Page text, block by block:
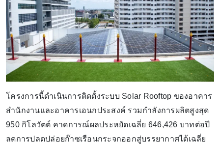
โครงการนี้ดำเนินการติดตั้งระบบ Solar Rooftop ของอาคาร
สำนักงานและอาคารเอนกประสงค์ รวมกำลังการผลิตสูงสุด
950 กิโลวัตต์ คาดการณ์ผลประหยัดเฉลี่ย 646,426 บาทต่อปี
ลดการปลดปล่อยก๊าซเรือนกระจกออกสู่บรรยากาศได้เฉลี่ย